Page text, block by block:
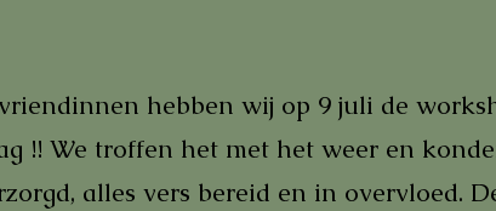
hebben wij op 9 juli de
!! We troffen het met het weer en
alles vers bereid en in overvloed.